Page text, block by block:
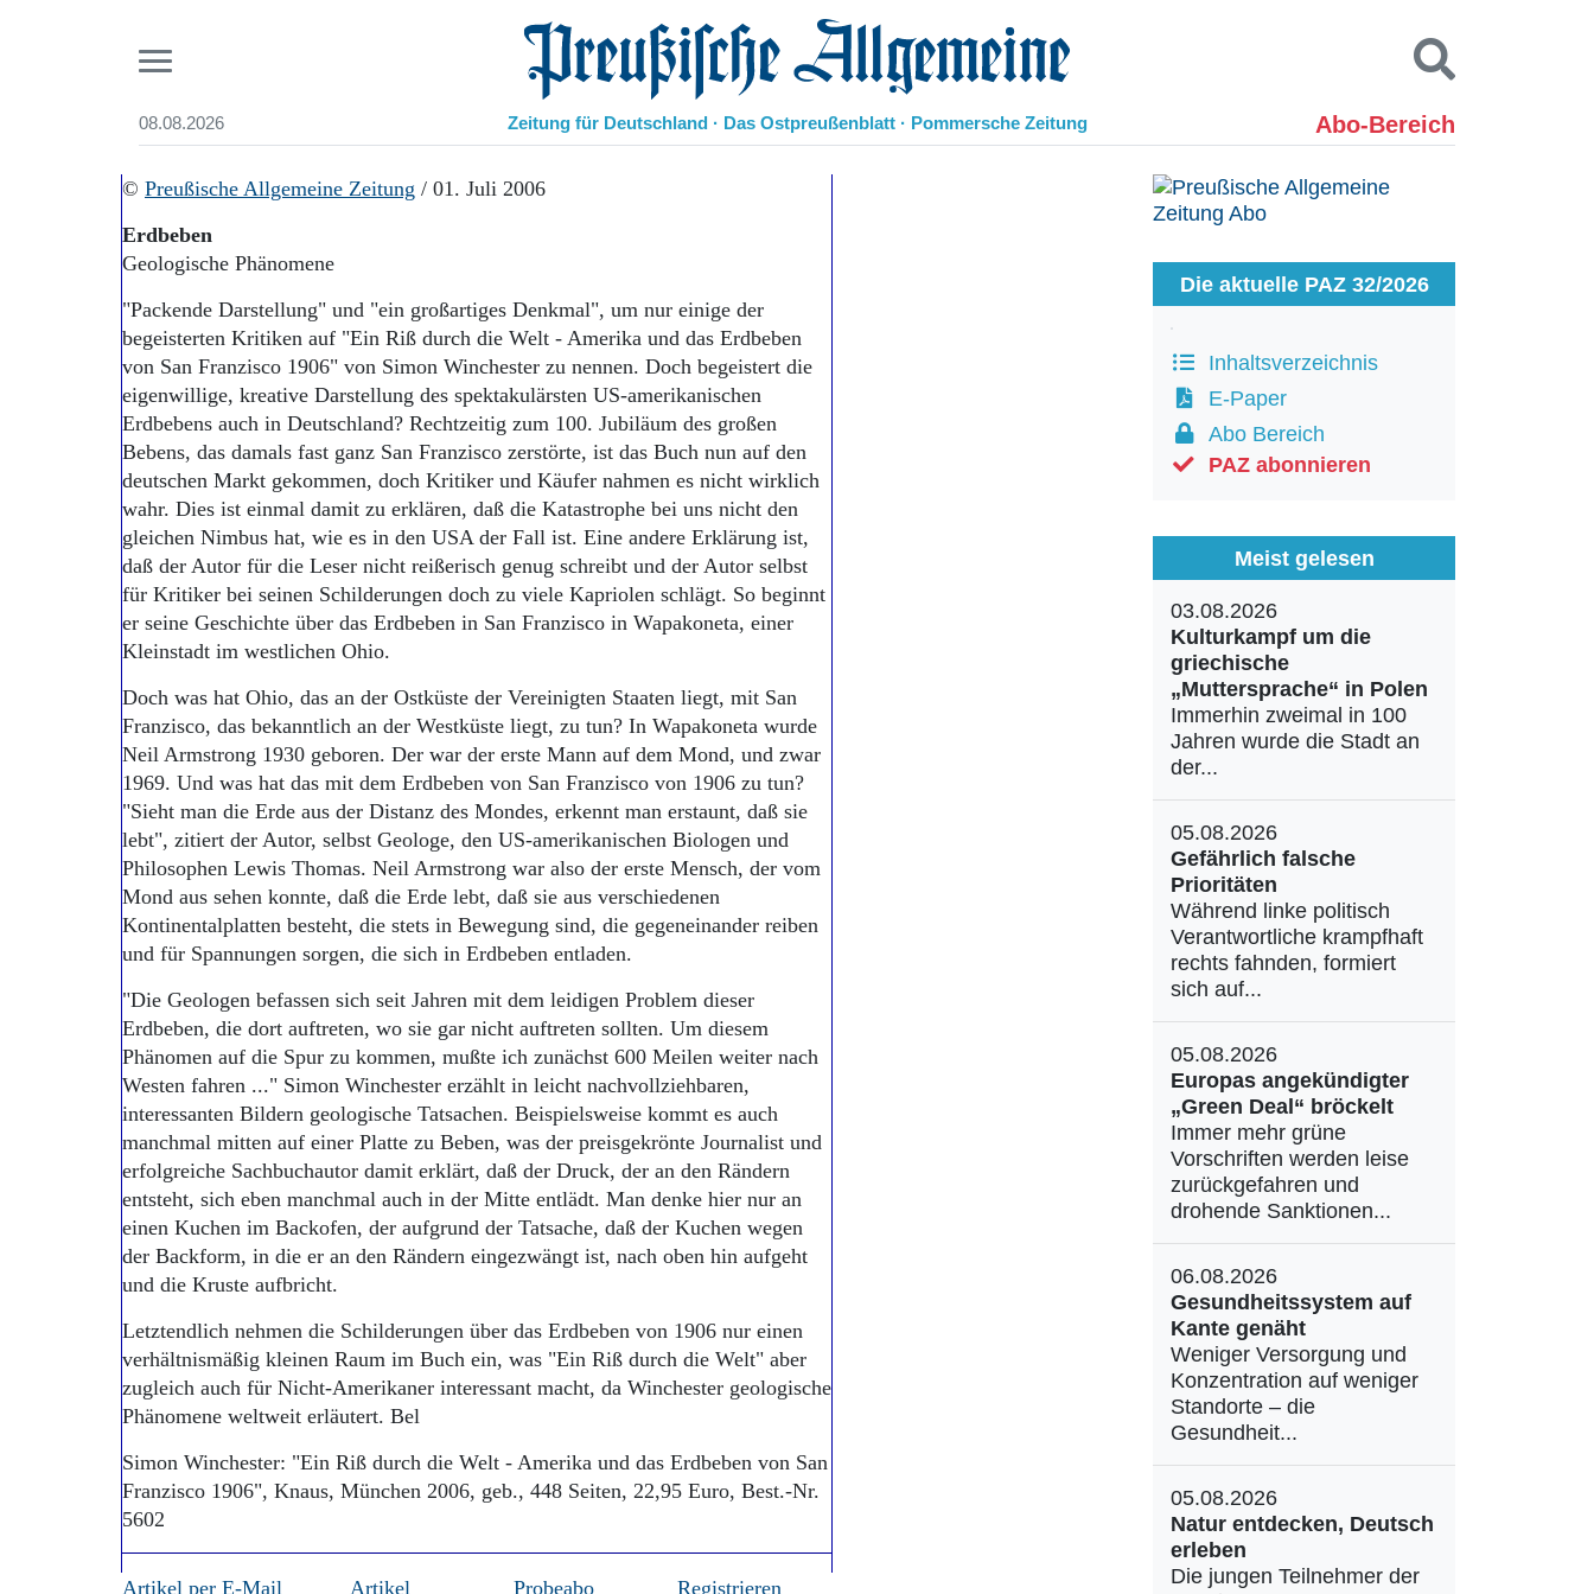
08.08.2026 Preußische Allgemeine Zeitung
Zeitung für Deutschland · Das Ostpreußenblatt · Pommersche Zeitung Abo-Bereich
Start
Aktuelle Ausgabe
Abonnenten-Login
Abo Prämien
Archiv
Mediadaten
Geschichte
Ostpreußen
Pommern
Berlin-Brandenburg
Schlesien
Danzig und Westpreußen
Bücher
Kontakt
Suchen und finden
© Preußische Allgemeine Zeitung / 01. Juli 2006
Erdbeben
Geologische Phänomene
"Packende Darstellung" und "ein großartiges Denkmal", um nur einige der
begeisterten Kritiken auf "Ein Riß durch die Welt - Amerika und das Erdbeben
von San Franzisco 1906" von Simon Winchester zu nennen. Doch begeistert die
eigenwillige, kreative Darstellung des spektakulärsten US-amerikanischen
Erdbebens auch in Deutschland? Rechtzeitig zum 100. Jubiläum des großen
Bebens, das damals fast ganz San Franzisco zerstörte, ist das Buch nun auf den
deutschen Markt gekommen, doch Kritiker und Käufer nahmen es nicht wirklich
wahr. Dies ist einmal damit zu erklären, daß die Katastrophe bei uns nicht den
gleichen Nimbus hat, wie es in den USA der Fall ist. Eine andere Erklärung ist,
daß der Autor für die Leser nicht reißerisch genug schreibt und der Autor selbst
für Kritiker bei seinen Schilderungen doch zu viele Kapriolen schlägt. So beginnt
er seine Geschichte über das Erdbeben in San Franzisco in Wapakoneta, einer
Kleinstadt im westlichen Ohio.
Doch was hat Ohio, das an der Ostküste der Vereinigten Staaten liegt, mit San
Franzisco, das bekanntlich an der Westküste liegt, zu tun? In Wapakoneta wurde
Neil Armstrong 1930 geboren. Der war der erste Mann auf dem Mond, und zwar
1969. Und was hat das mit dem Erdbeben von San Franzisco von 1906 zu tun?
"Sieht man die Erde aus der Distanz des Mondes, erkennt man erstaunt, daß sie
lebt", zitiert der Autor, selbst Geologe, den US-amerikanischen Biologen und
Philosophen Lewis Thomas. Neil Armstrong war also der erste Mensch, der vom
Mond aus sehen konnte, daß die Erde lebt, daß sie aus verschiedenen
Kontinentalplatten besteht, die stets in Bewegung sind, die gegeneinander reiben
und für Spannungen sorgen, die sich in Erdbeben entladen.
"Die Geologen befassen sich seit Jahren mit dem leidigen Problem dieser
Erdbeben, die dort auftreten, wo sie gar nicht auftreten sollten. Um diesem
Phänomen auf die Spur zu kommen, mußte ich zunächst 600 Meilen weiter nach
Westen fahren ..." Simon Winchester erzählt in leicht nachvollziehbaren,
interessanten Bildern geologische Tatsachen. Beispielsweise kommt es auch
manchmal mitten auf einer Platte zu Beben, was der preisgekrönte Journalist und
erfolgreiche Sachbuchautor damit erklärt, daß der Druck, der an den Rändern
entsteht, sich eben manchmal auch in der Mitte entlädt. Man denke hier nur an
einen Kuchen im Backofen, der aufgrund der Tatsache, daß der Kuchen wegen
der Backform, in die er an den Rändern eingezwängt ist, nach oben hin aufgeht
und die Kruste aufbricht.
Letztendlich nehmen die Schilderungen über das Erdbeben von 1906 nur einen
verhältnismäßig kleinen Raum im Buch ein, was "Ein Riß durch die Welt" aber
zugleich auch für Nicht-Amerikaner interessant macht, da Winchester geologische
Phänomene weltweit erläutert. Bel
Simon Winchester: "Ein Riß durch die Welt - Amerika und das Erdbeben von San
Franzisco 1906", Knaus, München 2006, geb., 448 Seiten, 22,95 Euro, Best.-Nr.
5602
Artikel per E-Mail
Artikel
Probeabo
Registrieren
Die aktuelle PAZ 32/2026
Inhaltsverzeichnis
E-Paper
Abo Bereich
PAZ abonnieren
Meist gelesen
03.08.2026
Kulturkampf um die
griechische
„Muttersprache“ in Polen
Immerhin zweimal in 100
Jahren wurde die Stadt an
der...
05.08.2026
Gefährlich falsche
Prioritäten
Während linke politisch
Verantwortliche krampfhaft
rechts fahnden, formiert
sich auf...
05.08.2026
Europas angekündigter
„Green Deal“ bröckelt
Immer mehr grüne
Vorschriften werden leise
zurückgefahren und
drohende Sanktionen...
06.08.2026
Gesundheitssystem auf
Kante genäht
Weniger Versorgung und
Konzentration auf weniger
Standorte – die
Gesundheit...
05.08.2026
Natur entdecken, Deutsch
erleben
Die jungen Teilnehmer der